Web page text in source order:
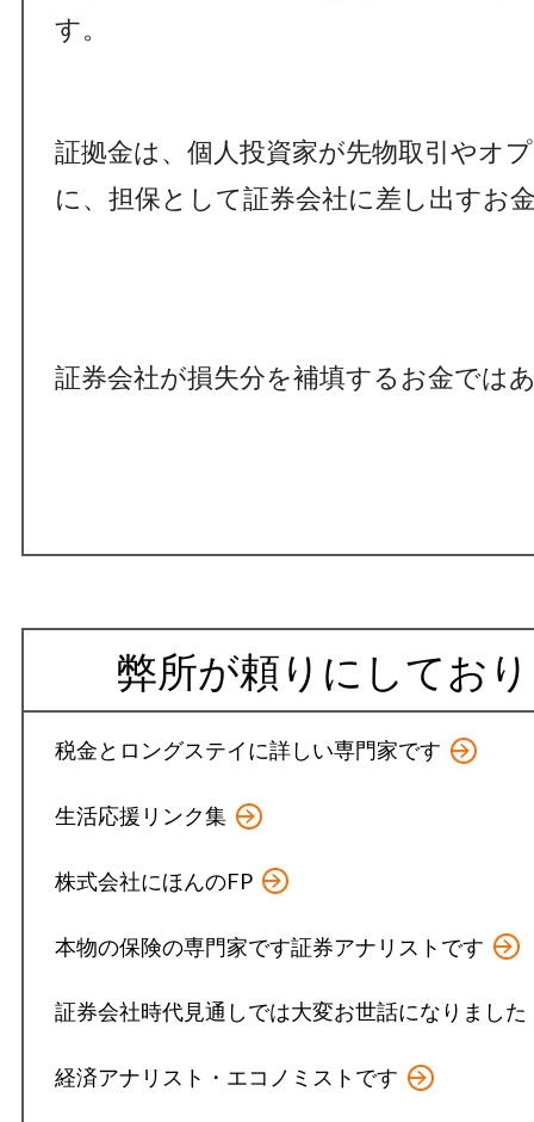
す。
証拠金は、個人投資家が先物取引やオ
に、担保として証券会社に差し出すお
証券会社が損失分を補填するお金では
弊所が頼りにしてお
税金とロングステイに詳しい専門家です
生活応援リンク集
株式会社にほんのFP
本物の保険の専門家です証券アナリストです
証券会社時代見通しでは大変お世話になりました
経済アナリスト・エコノミストです